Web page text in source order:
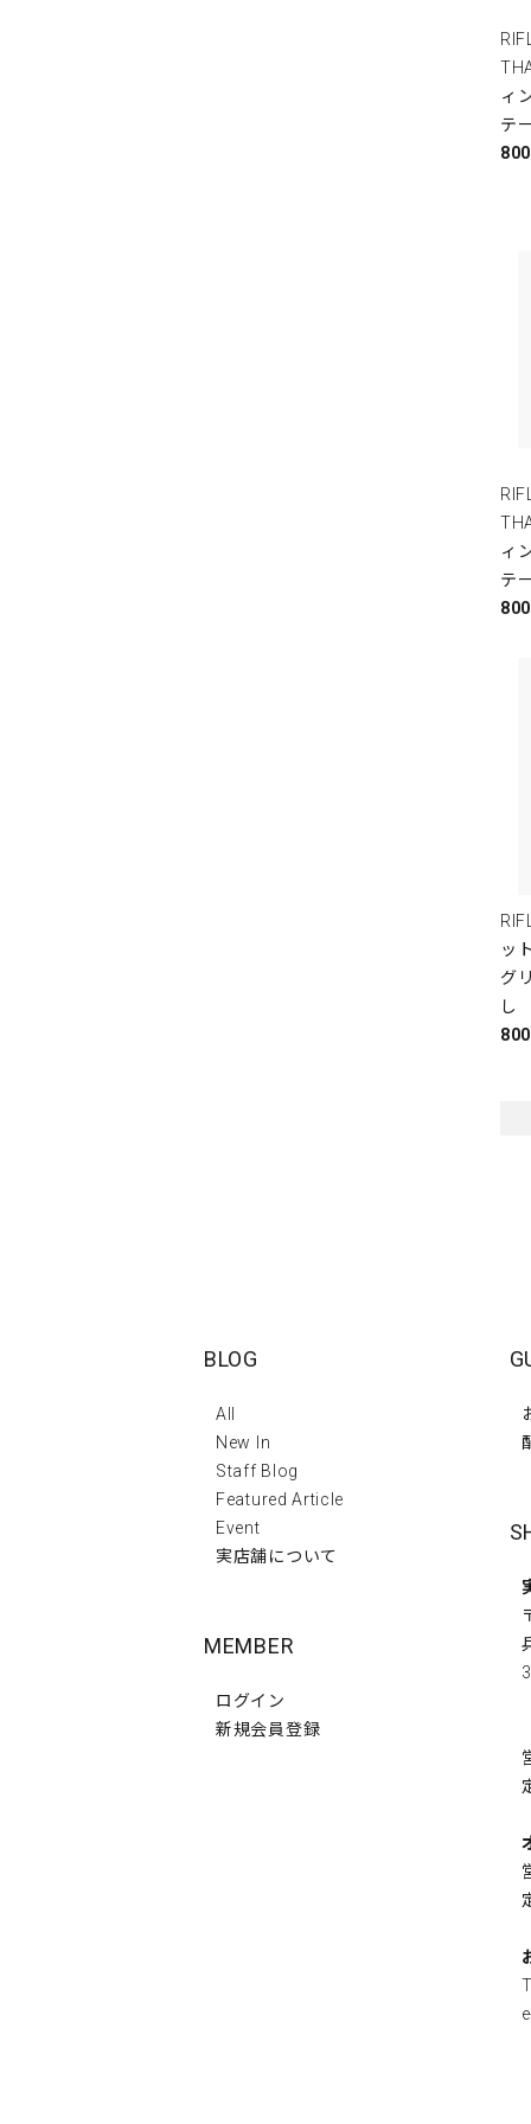
ィ
テ
ィ
テ
ッ
グ
し
BLOG
All
New In
Staff Blog
Featured Article
Event
実店舗について
MEMBER
ログイン
新規会員登録